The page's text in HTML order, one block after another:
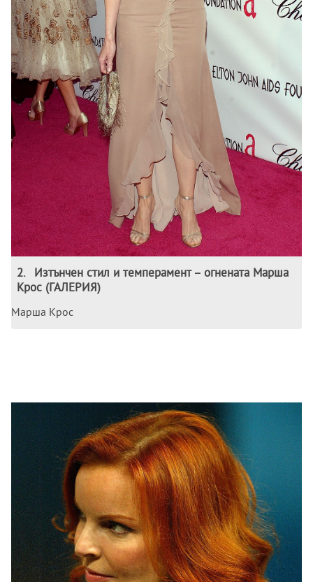
2.
Изтънчен стил и темперамент – огнената Марша
Крос (ГАЛЕРИЯ)
Марша Крос